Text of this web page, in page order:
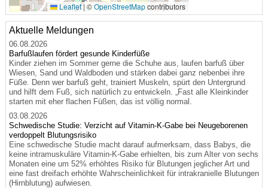
Leaflet|©OpenStreetMapcontributors
Aktuelle Meldungen
06.08.2026
Barfußlaufen fördert gesunde Kinderfüße
Kinder ziehen im Sommer gerne die Schuhe aus, laufen barfuß über
Wiesen, Sand und Waldboden und stärken dabei ganz nebenbei ihre
Füße. Denn wer barfuß geht, trainiert Muskeln, spürt den Untergrund
und hilft dem Fuß, sich natürlich zu entwickeln. „Fast alle Kleinkinder
starten mit eher flachen Füßen, das ist völlig normal.
03.08.2026
Schwedische Studie: Verzicht auf Vitamin-K-Gabe bei Neugeborenen
verdoppelt Blutungsrisiko
Eine schwedische Studie macht darauf aufmerksam, dass Babys, die
keine intramuskuläre Vitamin-K-Gabe erhielten, bis zum Alter von sechs
Monaten eine um 52% erhöhtes Risiko für Blutungen jeglicher Art und
eine fast dreifach erhöhte Wahrscheinlichkeit für intrakranielle Blutungen
(Hirnblutung) aufwiesen.